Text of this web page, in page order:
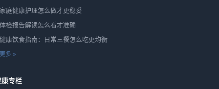
家庭健康护理怎么做才更稳妥
体检报告解读怎么看才准确
健康饮食指南：日常三餐怎么吃更均衡
更多 »
康专栏